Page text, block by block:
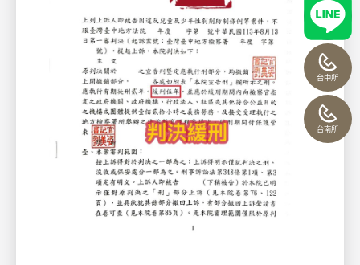
台中所
台南所